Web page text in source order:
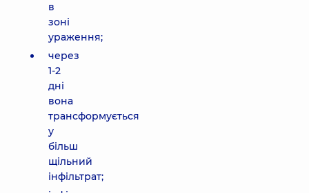
в
зоні
ураження;
через
1-2
дні
вона
трансформується
у
більш
щільний
інфільтрат;